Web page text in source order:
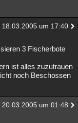
18.03.2005 um 17:40
3 Fischerbote
ist alles zuzutrauen
noch Beschossen
20.03.2005 um 01:48